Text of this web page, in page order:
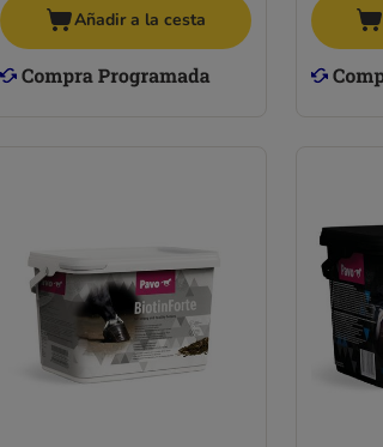
Añadir a la cesta